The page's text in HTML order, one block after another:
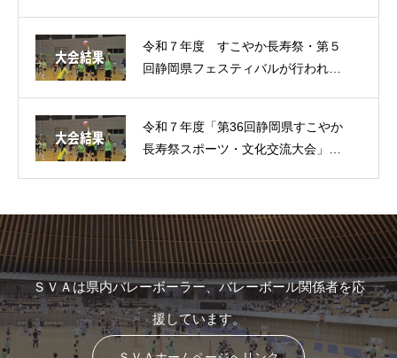
令和７年度 すこやか長寿祭・第５
回静岡県フェスティバルが行われま
令和７年度「第36回静岡県すこやか
長寿祭スポーツ・文化交流大会」が
ＳＶＡは県内バレーボーラー、バレーボール関係者を応
援しています。